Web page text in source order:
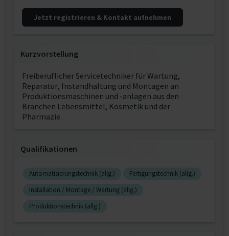
Jetzt registrieren & Kontakt aufnehmen
Kurzvorstellung
Freiberuflicher Servicetechniker für Wartung,
Reparatur, Instandhaltung und Montagen an
Produktionsmaschinen und -anlagen aus den
Branchen Lebensmittel, Kosmetik und der
Pharmazie.
Qualifikationen
Automatisierungstechnik (allg.)
Fertigungstechnik (allg.)
Installation / Montage / Wartung (allg.)
Produktionstechnik (allg.)